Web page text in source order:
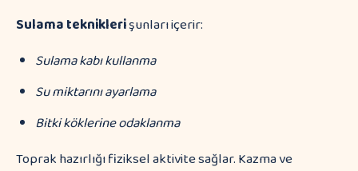
Sulama tekniklerişunları içerir:
Sulama kabı kullanma
Su miktarını ayarlama
Bitki köklerine odaklanma
Toprak hazırlığı fiziksel aktivite sağlar. Kazma ve